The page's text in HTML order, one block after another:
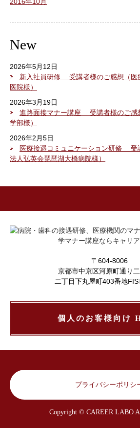
2016年10月
New
2026年5月12日
新入社員研修 受講者様のご感想（医
医院様）
2026年3月19日
進路面接マナー講座 受講者様のご感
学部様）
2026年2月5日
医療接遇コミュニケーション研修 受
法人弘英会琵琶湖大橋病院様）
〒604-8006
京都市中京区河原町通り
二丁目下丸屋町403番地
個人のお客様向け
プライバシーポリシ
Copyright © CAREER LABO